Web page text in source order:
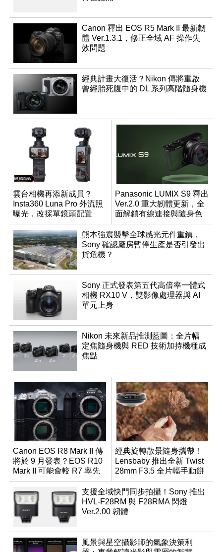
Canon 釋出 EOS R5 Mark II 最新韌
體 Ver.1.3.1，修正全域 AF 操作失
效問題
經典計畫大復活？Nikon 傳將重啟
曾經胎死腹中的 DL 系列高階隨身機
雲台相機再添新成員？
Insta360 Luna Pro 外流照
曝光，改採單鏡頭配置
Panasonic LUMIX S9 釋出
Ver.2.0 重大韌體更新，全
面解鎖有線連接與隨身色
調編輯
熊本強震襲擊全球感光元件重鎮，
Sony 確認廠房暫停生產是否引發出
貨危機？
Sony 正式發表第五代高倍率一體式
相機 RX10 V，雙影像處理器與 AI
單元上身
Nikon 未來新品推測藍圖：全片幅
定焦隨身機與 RED 技術加持機種成
焦點
Canon EOS R8 Mark II 傳
將於 9 月發表？EOS R10
Mark II 可能會較 R7 率先
推出
經典旋轉散景隨身攜帶！
Lensbaby 推出全新 Twist
28mm F3.5 全片幅手動餅
乾鏡
支援全域快門同步拍攝！Sony 推出
HVL-F28RM 與 F28RMA 閃燈
Ver.2.00 韌體
風景與星空攝影師的氣象決策利